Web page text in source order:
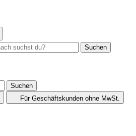
Suchen
Suchen
Für Geschäftskunden ohne MwSt.